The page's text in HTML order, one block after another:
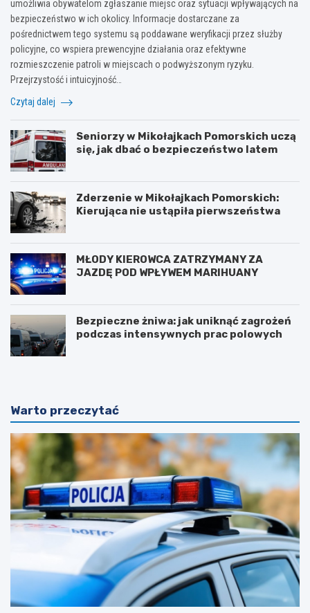
umożliwia obywatelom zgłaszanie miejsc oraz sytuacji wpływających na
bezpieczeństwo w ich okolicy. Informacje dostarczane za
pośrednictwem tego systemu są poddawane weryfikacji przez służby
policyjne, co wspiera prewencyjne działania oraz efektywne
rozmieszczenie patroli w miejscach o podwyższonym ryzyku.
Przejrzystość i intuicyjność…
Czytaj dalej
Seniorzy w Mikołajkach Pomorskich uczą
się, jak dbać o bezpieczeństwo latem
Zderzenie w Mikołajkach Pomorskich:
Kierująca nie ustąpiła pierwszeństwa
MŁODY KIEROWCA ZATRZYMANY ZA
JAZDĘ POD WPŁYWEM MARIHUANY
Bezpieczne żniwa: jak uniknąć zagrożeń
podczas intensywnych prac polowych
Warto przeczytać